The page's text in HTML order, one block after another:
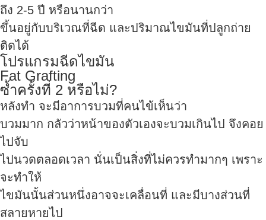
ถึง 2-5 ปี หรือนานกว่า
ขึ้นอยู่กับบริเวณที่ฉีด และปริมาณไขมันที่ปลูกถ่าย
ติดได้
โปรแกรมฉีดไขมัน
Fat Grafting
ซ้ำครั้งที่ 2 หรือไม่?
หลังทำ จะมีอาการบวมที่คนไข้เห็นว่า
บวมมาก กลัวว่าหน้าของตัวเองจะบวมเกินไป จึงคอย
ไปจับ
ไปนวดตลอดเวลา นั่นเป็นสิ่งที่ไม่ควรทำมากๆ เพราะ
จะทำให้
ไขมันนั้นส่วนหนึ่งอาจจะเคลื่อนที่ และมีบางส่วนที่
สลายหายไป